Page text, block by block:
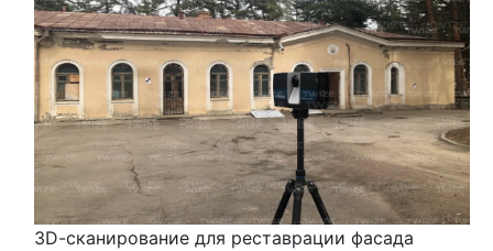
3D-cканирование для реставрации фасада